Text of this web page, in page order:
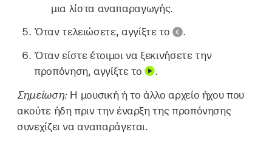
μια λίστα αναπαραγωγής.
Όταν τελειώσετε, αγγίξτε το
.
Όταν είστε έτοιμοι να ξεκινήσετε την
προπόνηση, αγγίξτε το
.
Σημείωση: Η μουσική ή το άλλο αρχείο ήχου που
ακούτε ήδη πριν την έναρξη της προπόνησης
συνεχίζει να αναπαράγεται.